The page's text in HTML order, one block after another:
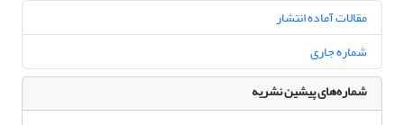
مقالات آماده انتشار
شماره جاری
شماره‌های پیشین نشریه